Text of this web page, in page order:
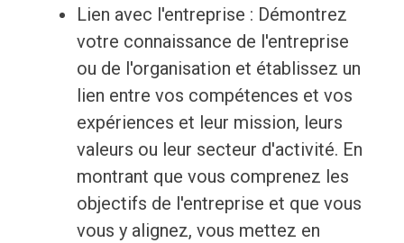
Lien avec l'entreprise : Démontrez
votre connaissance de l'entreprise
ou de l'organisation et établissez un
lien entre vos compétences et vos
expériences et leur mission, leurs
valeurs ou leur secteur d'activité. En
montrant que vous comprenez les
objectifs de l'entreprise et que vous
vous y alignez, vous mettez en